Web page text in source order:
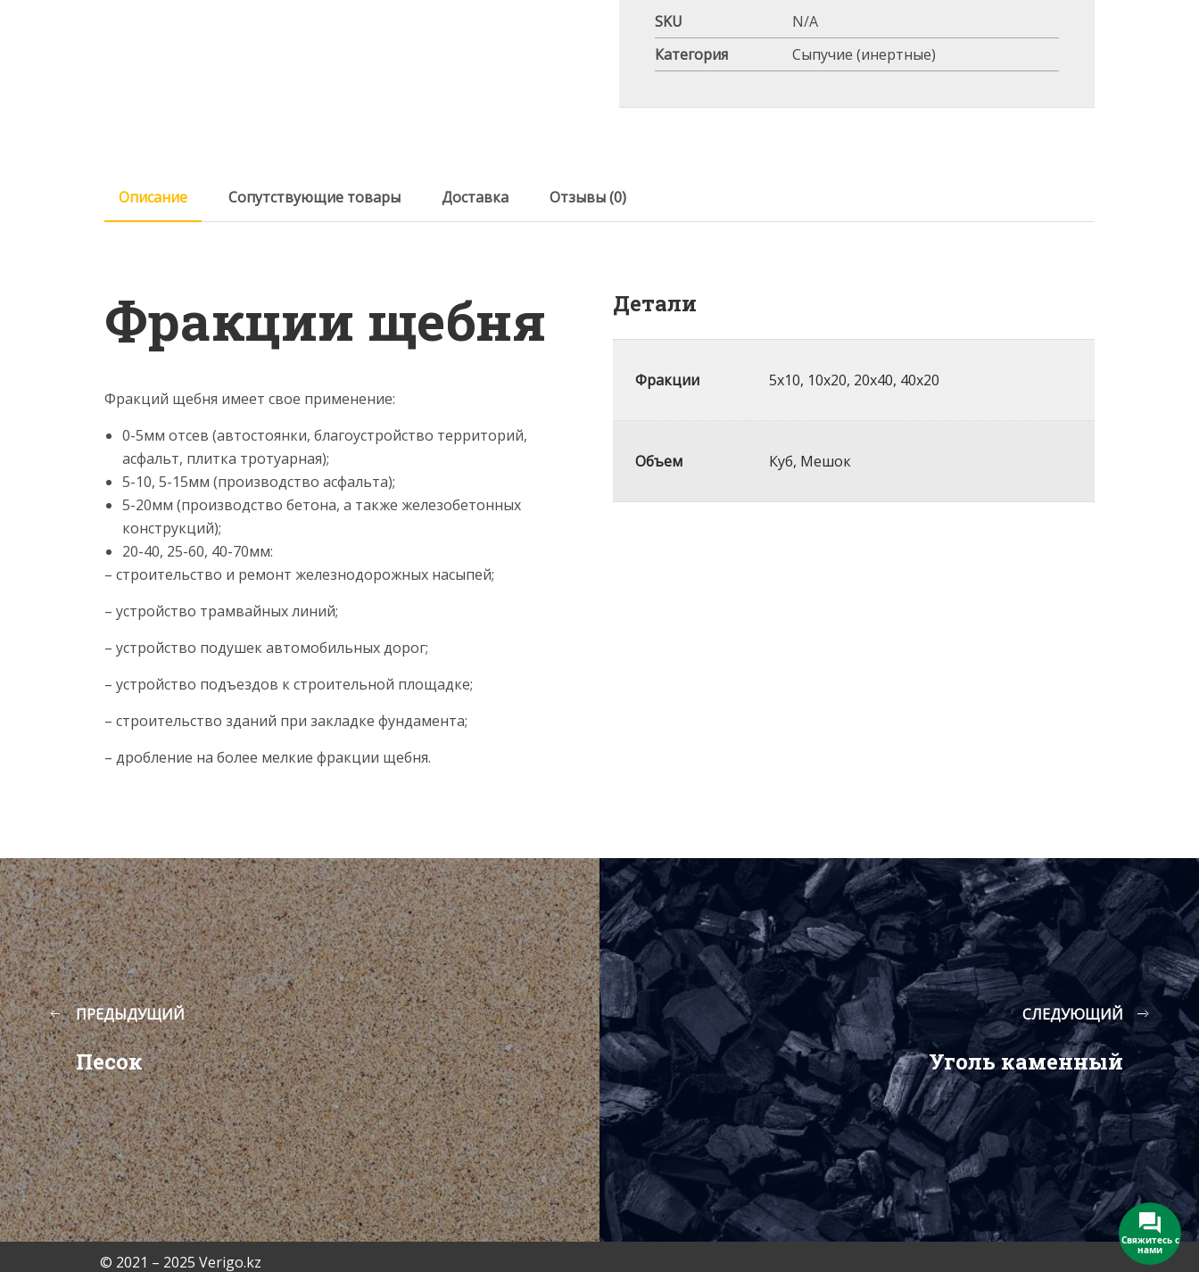
SKU
N/A
Категория
Сыпучие (инертные)
Описание Сопутствующие товары Доставка Отзывы (0)
Фракции щебня
Фракций щебня имеет свое применение:
0-5мм отсев (автостоянки, благоустройство территорий,
асфальт, плитка тротуарная);
5-10, 5-15мм (производство асфальта);
5-20мм (производство бетона, а также железобетонных
конструкций);
20-40, 25-60, 40-70мм:
– строительство и ремонт железнодорожных насыпей;
– устройство трамвайных линий;
– устройство подушек автомобильных дорог;
– устройство подъездов к строительной площадке;
– строительство зданий при закладке фундамента;
– дробление на более мелкие фракции щебня.
Детали
Фракции 5х10, 10х20, 20х40, 40х20
Объем Куб, Мешок
ПРЕДЫДУЩИЙ
Песок
СЛЕДУЮЩИЙ
Уголь каменный
© 2021 – 2025 Verigo.kz
Свяжитесь с
нами